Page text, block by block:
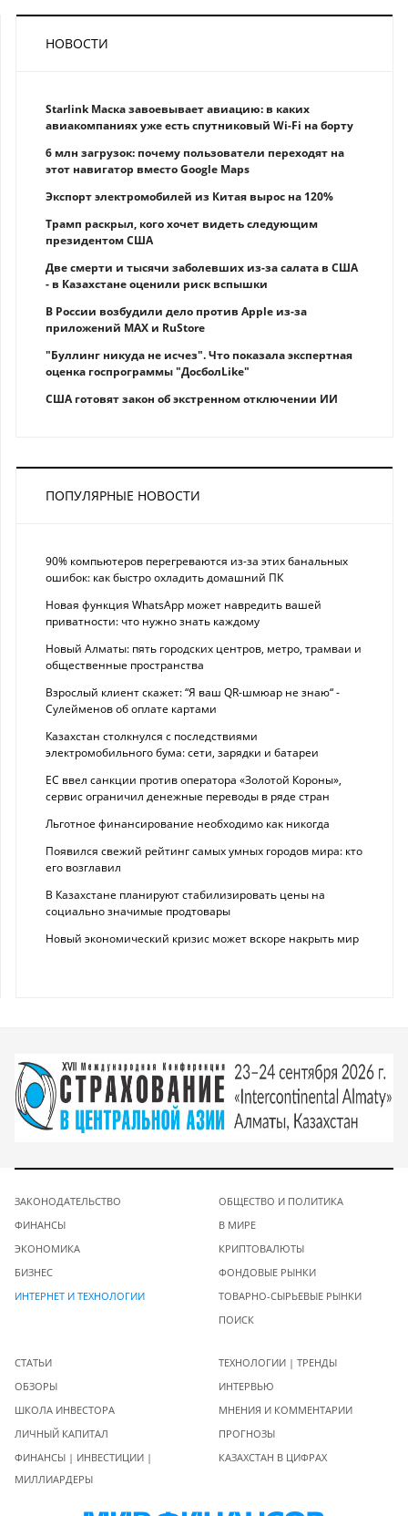
НОВОСТИ
Starlink Маска завоевывает авиацию: в каких
авиакомпаниях уже есть спутниковый Wi-Fi на борту
6 млн загрузок: почему пользователи переходят на
этот навигатор вместо Google Maps
Экспорт электромобилей из Китая вырос на 120%
Трамп раскрыл, кого хочет видеть следующим
президентом США
Две смерти и тысячи заболевших из-за салата в США
- в Казахстане оценили риск вспышки
В России возбудили дело против Apple из-за
приложений MAX и RuStore
"Буллинг никуда не исчез". Что показала экспертная
оценка госпрограммы "ДосболLike"
США готовят закон об экстренном отключении ИИ
ПОПУЛЯРНЫЕ НОВОСТИ
90% компьютеров перегреваются из-за этих банальных
ошибок: как быстро охладить домашний ПК
Новая функция WhatsApp может навредить вашей
приватности: что нужно знать каждому
Новый Алматы: пять городских центров, метро, трамваи и
общественные пространства
Взрослый клиент скажет: “Я ваш QR-шмюар не знаю“ -
Сулейменов об оплате картами
Казахстан столкнулся с последствиями
электромобильного бума: сети, зарядки и батареи
ЕС ввел санкции против оператора «Золотой Короны»,
сервис ограничил денежные переводы в ряде стран
Льготное финансирование необходимо как никогда
Появился свежий рейтинг самых умных городов мира: кто
его возглавил
В Казахстане планируют стабилизировать цены на
социально значимые продтовары
Новый экономический кризис может вскоре накрыть мир
ЗАКОНОДАТЕЛЬСТВО
ФИНАНСЫ
ЭКОНОМИКА
БИЗНЕС
ИНТЕРНЕТ И ТЕХНОЛОГИИ
ОБЩЕСТВО И ПОЛИТИКА
В МИРЕ
КРИПТОВАЛЮТЫ
ФОНДОВЫЕ РЫНКИ
ТОВАРНО-СЫРЬЕВЫЕ РЫНКИ
ПОИСК
СТАТЬИ
ОБЗОРЫ
ШКОЛА ИНВЕСТОРА
ЛИЧНЫЙ КАПИТАЛ
ФИНАНСЫ | ИНВЕСТИЦИИ |
МИЛЛИАРДЕРЫ
ТЕХНОЛОГИИ | ТРЕНДЫ
ИНТЕРВЬЮ
МНЕНИЯ И КОММЕНТАРИИ
ПРОГНОЗЫ
КАЗАХСТАН В ЦИФРАХ